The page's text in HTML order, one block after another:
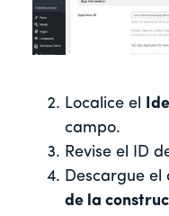
Localice el
campo.
Revise el ID
Descargue el
de la